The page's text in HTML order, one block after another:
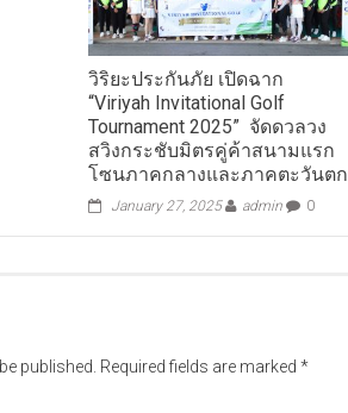
วิริยะประกันภัย เปิดฉาก
“Viriyah Invitational Golf
Tournament 2025” จัดดวลวง
สวิงกระชับมิตรคู่ค้าสนามแรก
โซนภาคกลางและภาคตะวันตก
January 27, 2025 admin 0
published. Required fields are marked *